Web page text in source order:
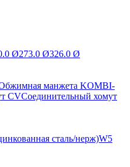
Ø273.0 Ø326.0 Ø
манжета KOMBI-
CVСоединительный хомут
сталь/нерж)W5